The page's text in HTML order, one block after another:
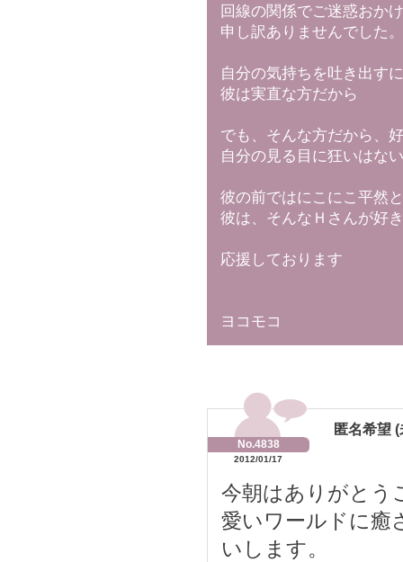
回線の関係でご迷惑おか
申し訳ありませんでした。
自分の気持ちを吐き出す
彼は実直な方だから
でも、そんな方だから、
自分の見る目に狂いはな
彼の前ではにこにこ平然
彼は、そんなＨさんが好
応援しております
ヨコモコ
匿名希望
No.4838
2012/01/17
今朝はありがとう
愛いワールドに癒
いします。